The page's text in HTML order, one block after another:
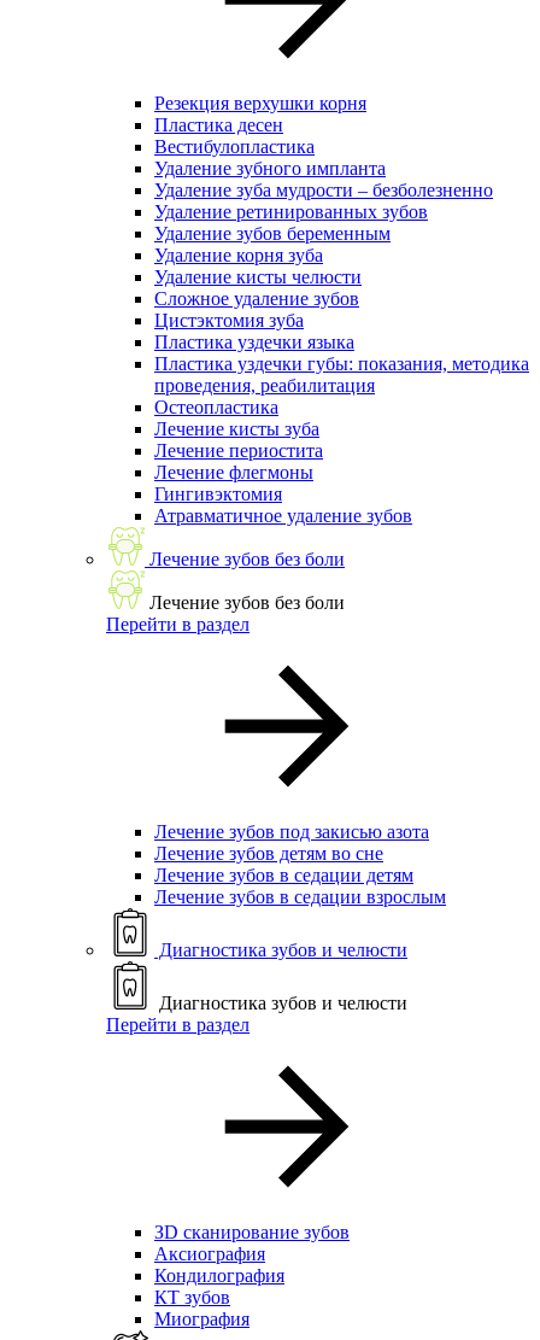
Резекция верхушки корня
Пластика десен
Вестибулопластика
Удаление зубного импланта
Удаление зуба мудрости – безболезненно
Удаление ретинированных зубов
Удаление зубов беременным
Удаление корня зуба
Удаление кисты челюсти
Сложное удаление зубов
Цистэктомия зуба
Пластика уздечки языка
Пластика уздечки губы: показания, методика
проведения, реабилитация
Остеопластика
Лечение кисты зуба
Лечение периостита
Лечение флегмоны
Гингивэктомия
Атравматичное удаление зубов
Лечение зубов без боли
Лечение зубов без боли
Перейти в раздел
Лечение зубов под закисью азота
Лечение зубов детям во сне
Лечение зубов в седации детям
Лечение зубов в седации взрослым
Диагностика зубов и челюсти
Диагностика зубов и челюсти
Перейти в раздел
ЗD сканирование зубов
Аксиография
Кондилография
КТ зубов
Миография